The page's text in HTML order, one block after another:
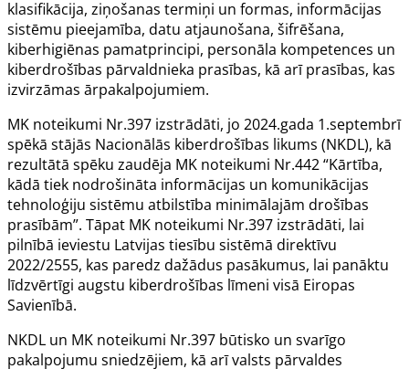
klasifikācija, ziņošanas termiņi un formas, informācijas
sistēmu pieejamība, datu atjaunošana, šifrēšana,
kiberhigiēnas pamatprincipi, personāla kompetences un
kiberdrošības pārvaldnieka prasības, kā arī prasības, kas
izvirzāmas ārpakalpojumiem.
MK noteikumi Nr.397 izstrādāti, jo 2024.gada 1.septembrī
spēkā stājās Nacionālās kiberdrošības likums (NKDL), kā
rezultātā spēku zaudēja MK noteikumi Nr.442 “Kārtība,
kādā tiek nodrošināta informācijas un komunikācijas
tehnoloģiju sistēmu atbilstība minimālajām drošības
prasībām”. Tāpat MK noteikumi Nr.397 izstrādāti, lai
pilnībā ieviestu Latvijas tiesību sistēmā direktīvu
2022/2555, kas paredz dažādus pasākumus, lai panāktu
līdzvērtīgi augstu kiberdrošības līmeni visā Eiropas
Savienībā.
NKDL un MK noteikumi Nr.397 būtisko un svarīgo
pakalpojumu sniedzējiem, kā arī valsts pārvaldes